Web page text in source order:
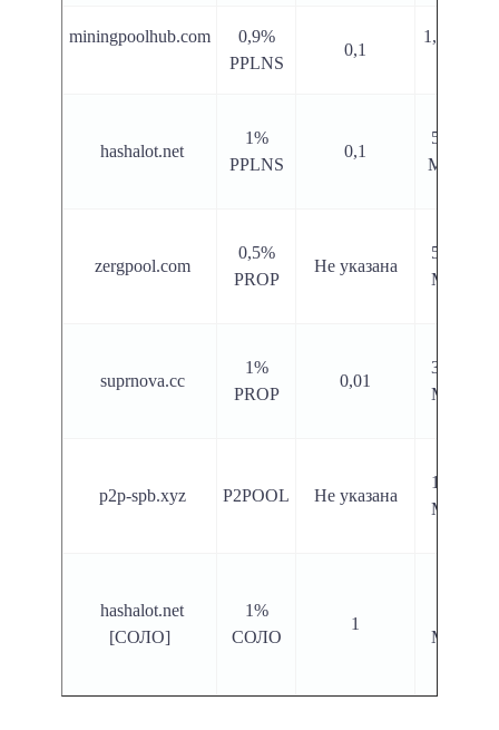
miningpoolhub.com
0,9%
PPLNS
0,1
1,06 ГГц
hashalot.net
1%
PPLNS
0,1
587,28
МГц / с
zergpool.com
0,5%
PROP
Не указана
531,56
МХ / с
suprnova.cc
1%
PROP
0,01
347,31
МХ / с
p2p-spb.xyz P2POOL Не указана
176,41
МХ / с
hashalot.net
[СОЛО]
1%
СОЛО
1
MH / с